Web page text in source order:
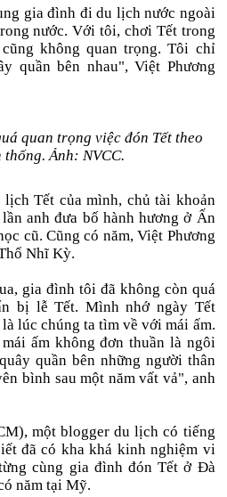
gia đình đi du lịch nước ngoài
nước. Với tôi, chơi Tết trong
không quan trọng. Tôi chỉ
quần bên nhau", Việt Phương
quan trọng việc đón Tết theo
Ảnh: NVCC.
Tết của mình, chủ tài khoản
anh đưa bố hành hương ở Ấn
cũ. Cũng có năm, Việt Phương
Nhĩ Kỳ.
gia đình tôi đã không còn quá
bị lễ Tết. Mình nhớ ngày Tết
lúc chúng ta tìm về với mái ấm.
ấm không đơn thuần là ngôi
quần bên những người thân
bình sau một năm vất vả", anh
một blogger du lịch có tiếng
đã có kha khá kinh nghiệm vi
cùng gia đình đón Tết ở Đà
năm tại Mỹ.